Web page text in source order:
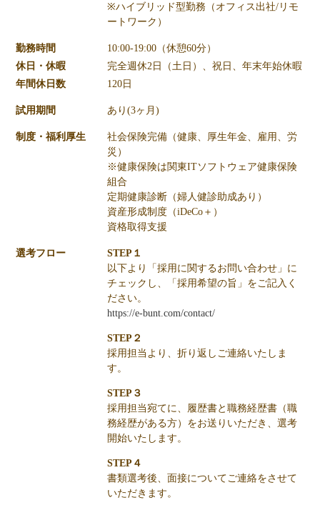
※ハイブリッド型勤務（オフィス出社/リモ
ートワーク）
勤務時間
10:00-19:00（休憩60分）
休日・休暇
完全週休2日（土日）、祝日、年末年始休暇
年間休日数
120日
試用期間 あり(3ヶ月)
制度・福利厚生
社会保険完備（健康、厚生年金、雇用、労
災）
※健康保険は関東ITソフトウェア健康保険
組合
定期健康診断（婦人健診助成あり）
資産形成制度（iDeCo＋）
資格取得支援
選考フロー
STEP１
以下より「採用に関するお問い合わせ」に
チェックし、「採用希望の旨」をご記入く
ださい。
https://e-bunt.com/contact/
STEP２
採用担当より、折り返しご連絡いたしま
す。
STEP３
採用担当宛てに、履歴書と職務経歴書（職
務経歴がある方）をお送りいただき、選考
開始いたします。
STEP４
書類選考後、面接についてご連絡をさせて
いただきます。